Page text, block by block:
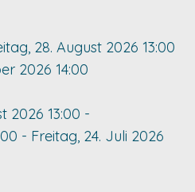
28. August 2026 13:00
2026 14:00
2026 13:00 -
- Freitag, 24. Juli 2026